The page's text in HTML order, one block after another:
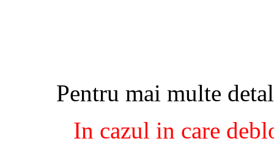
Pentru mai multe
In cazul in care